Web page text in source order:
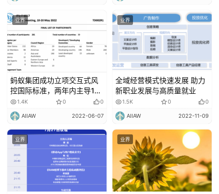
业界
蚂蚁集团成功立项交互式风
控国际标准，两年内主导14
项国际标准
1.4K 0 0
AIIAW 2022-06-07
业界
全域经营模式快速发展 助力
新职业发展与高质量就业
1.5K 0 0
AIIAW 2022-11-09
业界 业界